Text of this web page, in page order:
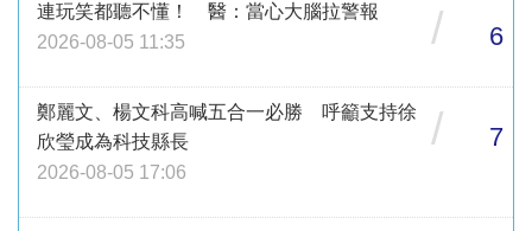
連玩笑都聽不懂！ 醫：當心大腦拉警報
2026-08-05 11:35
/ 6
鄭麗文、楊文科高喊五合一必勝 呼籲支持徐
欣瑩成為科技縣長
2026-08-05 17:06
/ 7